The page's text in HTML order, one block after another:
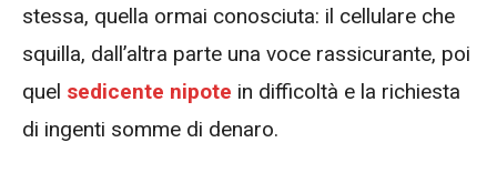
stessa, quella ormai conosciuta: il cellulare che
squilla, dall’altra parte una voce rassicurante, poi
quel sedicente nipote in difficoltà e la richiesta
di ingenti somme di denaro.